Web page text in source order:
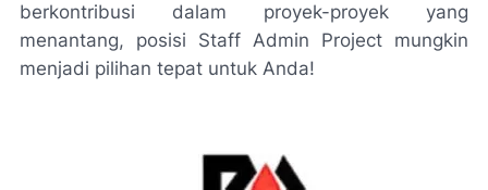
berkontribusi dalam proyek-proyek yang
menantang, posisi Staff Admin Project mungkin
menjadi pilihan tepat untuk Anda!